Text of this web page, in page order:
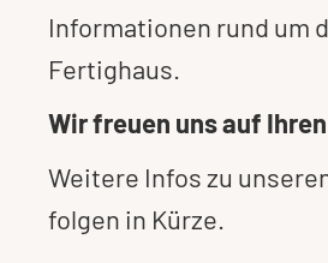
Informationen rund um
Fertighaus.
Wir freuen uns auf
Weitere Infos zu
folgen in Kürze.